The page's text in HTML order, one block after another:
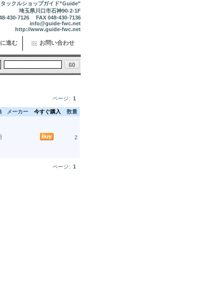
タックルショップガイド”Guide”
埼玉県川口市石神90-2-1F
430-7126 FAX 048-430-7136
info@guide-fwc.net
http://www.guide-fwc.net
進む お問い合わせ
ページ: 1
メーカー 今すぐ購入 数量
2
ページ: 1